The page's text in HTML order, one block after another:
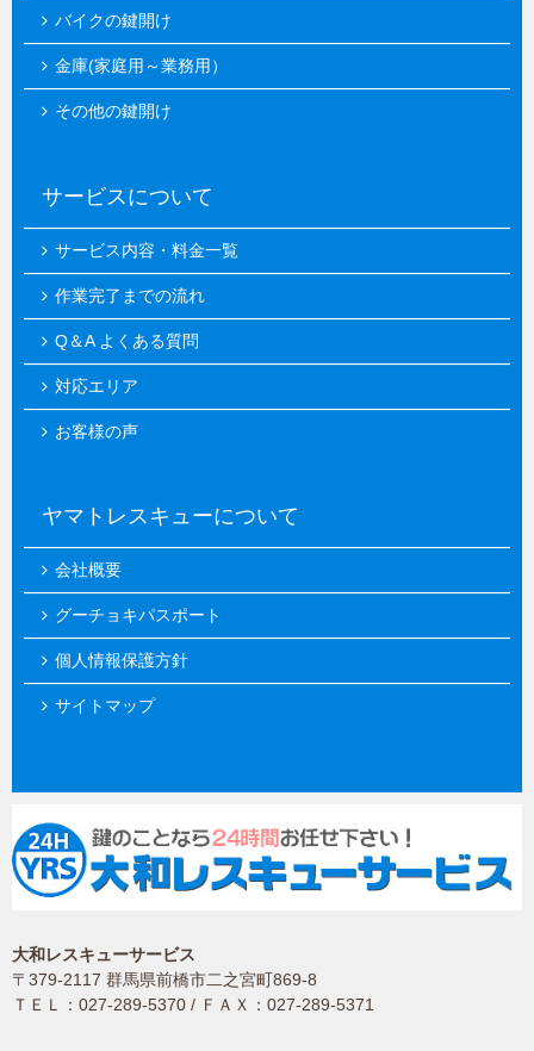
バイクの鍵開け
金庫(家庭用～業務用）
その他の鍵開け
サービスについて
サービス内容・料金一覧
作業完了までの流れ
Q＆A よくある質問
対応エリア
お客様の声
ヤマトレスキューについて
会社概要
グーチョキパスポート
個人情報保護方針
サイトマップ
大和レスキューサービス
〒379-2117 群馬県前橋市二之宮町869-8
ＴＥＬ：027-289-5370 / ＦＡＸ：027-289-5371